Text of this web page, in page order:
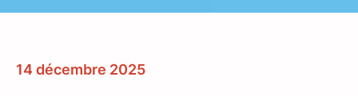
14 décembre 2025